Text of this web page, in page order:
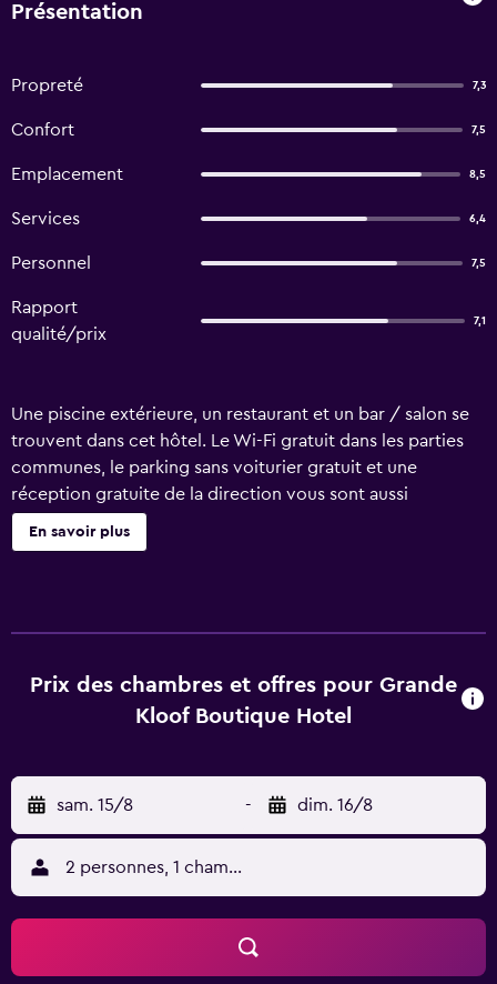
Présentation
Propreté 7,3
Confort 7,5
Emplacement 8,5
Services 6,4
Personnel 7,5
Rapport
qualité/prix
7,1
Une piscine extérieure, un restaurant et un bar / salon se
trouvent dans cet hôtel. Le Wi-Fi gratuit dans les parties
communes, le parking sans voiturier gratuit et une
réception gratuite de la direction vous sont aussi
proposés. De plus, il y a un snack bar/épicerie fine, un
sauna et un bain à remous disponibles sur place. Le service
bénéficie d'une décoration et d'un ameublement
personnalisés. Les lits sont dotés de matelas en mousse à
gamme d'oreillers au choix est à votre disposition. Une
télévision LCD 40 pouces propose des chaînes
thématiques par satellite et Netflix. Les salles de bain
comprennent une baignoire ou une douche avec un
pommeau de douche à « effet pluie ». Cet hôtel de Le Cap
offre l'accès gratuit à Internet sans fil (vitesse: 500 Mbit/s
ou plus (pour + de 6 pers. ou + de 10 appareils)) et par
câble.Un service de ménage est fourni tous les jours. Une
En savoir plus
Prix des chambres et offres pour Grande
Kloof Boutique Hotel
sam. 15/8 - dim. 16/8
2 personnes, 1 chambre